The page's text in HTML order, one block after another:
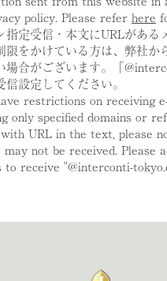
policy. Please refer here
指定受信・本文にURLがある
限をかけている方は、弊社か
場合がございます。「
信設定してください。
restrictions on receiving
only specified domains or
URL in the text, please
not be received. Please
to receive "@interconti-